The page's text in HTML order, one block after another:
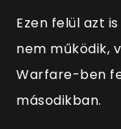
Ezen felül azt
nem működik,
Warfare-ben
másodikban.